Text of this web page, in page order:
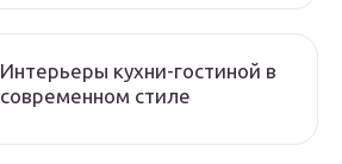
Интерьеры кухни-гостиной в
современном стиле